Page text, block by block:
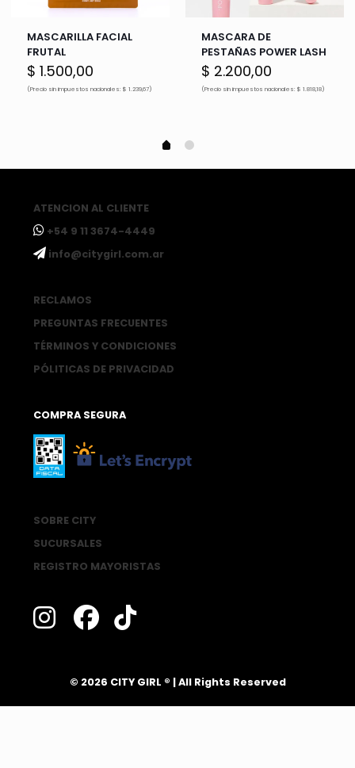
MASCARILLA FACIAL
FRUTAL
$ 1.500,00
(Precio sin impuestos nacionales: $ 1.239,67)
MASCARA DE
PESTAÑAS POWER LASH
$ 2.200,00
(Precio sin impuestos nacionales: $ 1.818,18)
ATENCION AL CLIENTE
ㅤ+54 9 11 3674-4449
ㅤinfo@citygirl.com.ar
RECLAMOS
PREGUNTAS FRECUENTES
TÉRMINOS Y CONDICIONES
PÓLITICAS DE PRIVACIDAD
COMPRA SEGURA
SOBRE CITY
SUCURSALES
REGISTRO MAYORISTAS
© 2026 CITY GIRL ® | All Rights Reserved